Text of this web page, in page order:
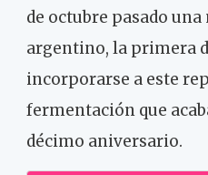
de octubre pasado
argentino, la primera
incorporarse a este
fermentación que
décimo aniversario.